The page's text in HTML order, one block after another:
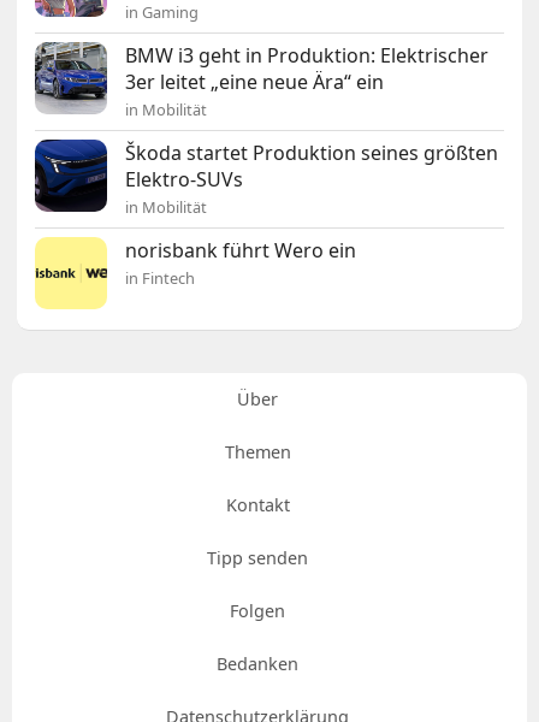
in Gaming
BMW i3 geht in Produktion: Elektrischer
3er leitet „eine neue Ära“ ein
in Mobilität
Škoda startet Produktion seines größten
Elektro-SUVs
in Mobilität
norisbank führt Wero ein
in Fintech
Über
Themen
Kontakt
Tipp senden
Folgen
Bedanken
Datenschutzerklärung